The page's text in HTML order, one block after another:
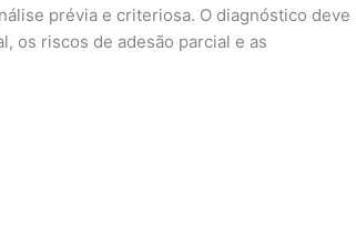
prévia e criteriosa. O diagnóstico deve
os riscos de adesão parcial e as